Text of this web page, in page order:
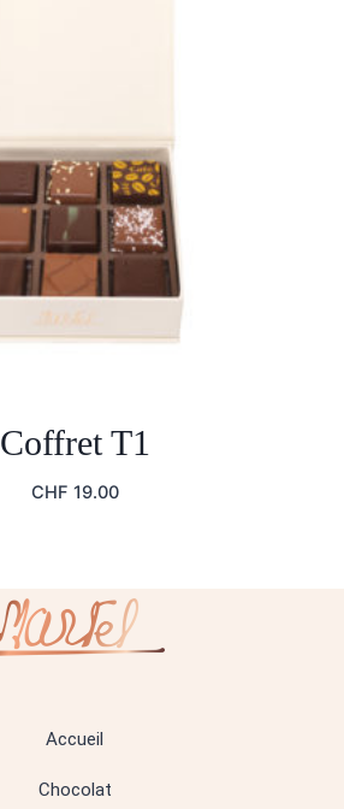
Coffret T1
CHF 19.00
Accueil
Chocolat